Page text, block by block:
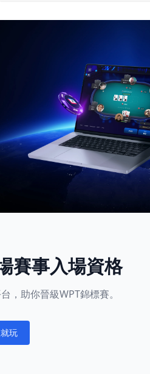
賽事入場資格
，助你晉級WPT錦標賽。
玩